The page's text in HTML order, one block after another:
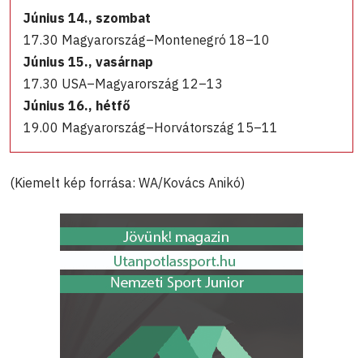
Június 14., szombat
17.30 Magyarország–Montenegró 18–10
Június 15., vasárnap
17.30 USA–Magyarország 12–13
Június 16., hétfő
19.00 Magyarország–Horvátország 15–11
(Kiemelt kép forrása: WA/Kovács Anikó)